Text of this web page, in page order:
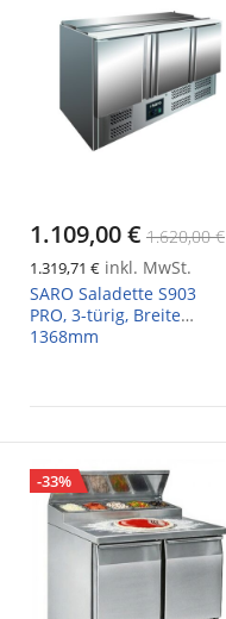
1.109,00 € 1.620,00 €
1.319,71 € inkl. MwSt.
SARO Saladette S903
PRO, 3-türig, Breite
1368mm
-33%